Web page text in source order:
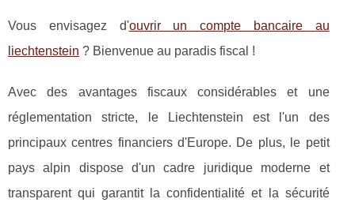
Vous envisagez d'ouvrir un compte bancaire au
liechtenstein ? Bienvenue au paradis fiscal !
Avec des avantages fiscaux considérables et une
réglementation stricte, le Liechtenstein est l'un des
principaux centres financiers d'Europe. De plus, le petit
pays alpin dispose d'un cadre juridique moderne et
transparent qui garantit la confidentialité et la sécurité